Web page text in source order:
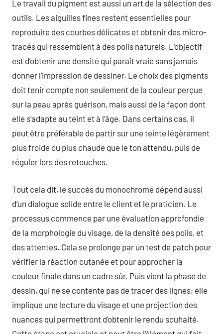
Le travail du pigment est aussi un art de la sélection des
outils. Les aiguilles fines restent essentielles pour
reproduire des courbes délicates et obtenir des micro-
tracés qui ressemblent à des poils naturels. L’objectif
est d’obtenir une densité qui paraît vraie sans jamais
donner l’impression de dessiner. Le choix des pigments
doit tenir compte non seulement de la couleur perçue
sur la peau après guérison, mais aussi de la façon dont
elle s’adapte au teint et à l’âge. Dans certains cas, il
peut être préférable de partir sur une teinte légèrement
plus froide ou plus chaude que le ton attendu, puis de
réguler lors des retouches.
Tout cela dit, le succès du monochrome dépend aussi
d’un dialogue solide entre le client et le praticien. Le
processus commence par une évaluation approfondie
de la morphologie du visage, de la densité des poils, et
des attentes. Cela se prolonge par un test de patch pour
vérifier la réaction cutanée et pour approcher la
couleur finale dans un cadre sûr. Puis vient la phase de
dessin, qui ne se contente pas de tracer des lignes; elle
implique une lecture du visage et une projection des
nuances qui permettront d’obtenir le rendu souhaité.